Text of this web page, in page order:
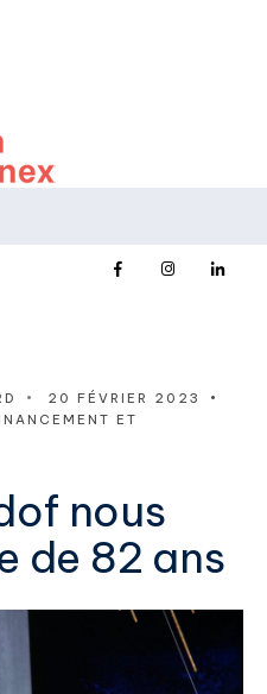
• 20 FÉVRIER 2023
•
ET
nous
de 82 ans